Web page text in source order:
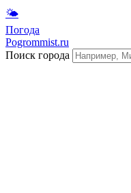
🌤
Погода
Pogrommist.ru
Поиск города